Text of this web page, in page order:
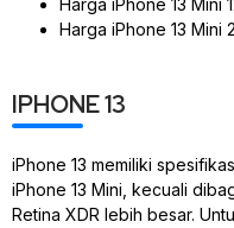
Harga iPhone 13 Mini
Harga iPhone 13 Mini
IPHONE 13
iPhone 13 memiliki
iPhone 13 Mini, kecuali
Retina XDR lebih besar.